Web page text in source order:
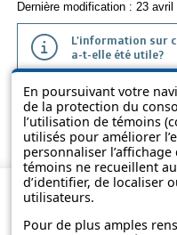
En poursuivant votre
de la protection du
l’utilisation de témoins
utilisés pour améliorer
personnaliser l’affichage
témoins ne recueillent
d’identifier, de localiser
utilisateurs.
Pour de plus amples
Dernière modification : 23 avril
L'information sur
a-t-elle été utile?
L'information présentée dans
favoriser la compréhension.
et des règlements.